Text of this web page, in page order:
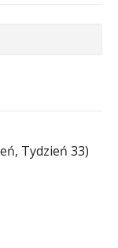
Tydzień 33)